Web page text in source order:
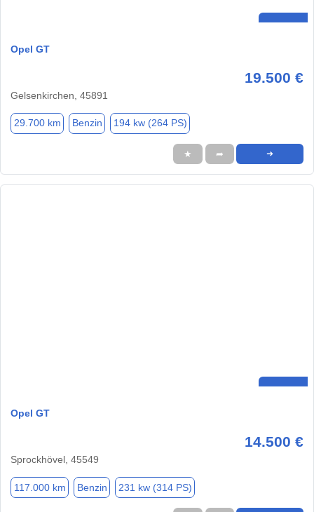
Opel GT
19.500 €
Gelsenkirchen, 45891
29.700 km Benzin 194 kw (264 PS)
★ ➦ ➜
Opel GT
14.500 €
Sprockhövel, 45549
117.000 km Benzin 231 kw (314 PS)